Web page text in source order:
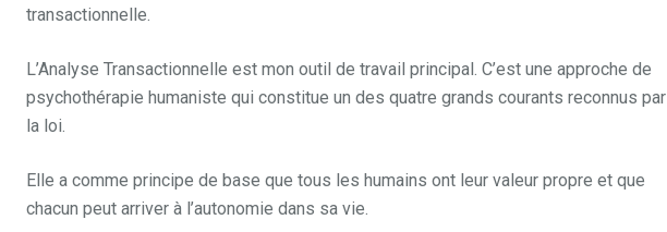
transactionnelle.
L’Analyse Transactionnelle est mon outil de travail principal. C’est une approche de
psychothérapie humaniste qui constitue un des quatre grands courants reconnus par
la loi.
Elle a comme principe de base que tous les humains ont leur valeur propre et que
chacun peut arriver à l’autonomie dans sa vie.